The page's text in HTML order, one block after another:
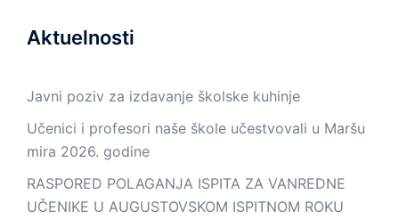
Aktuelnosti
Javni poziv za izdavanje školske kuhinje
Učenici i profesori naše škole učestvovali u Maršu
mira 2026. godine
RASPORED POLAGANJA ISPITA ZA VANREDNE
UČENIKE U AUGUSTOVSKOM ISPITNOM ROKU